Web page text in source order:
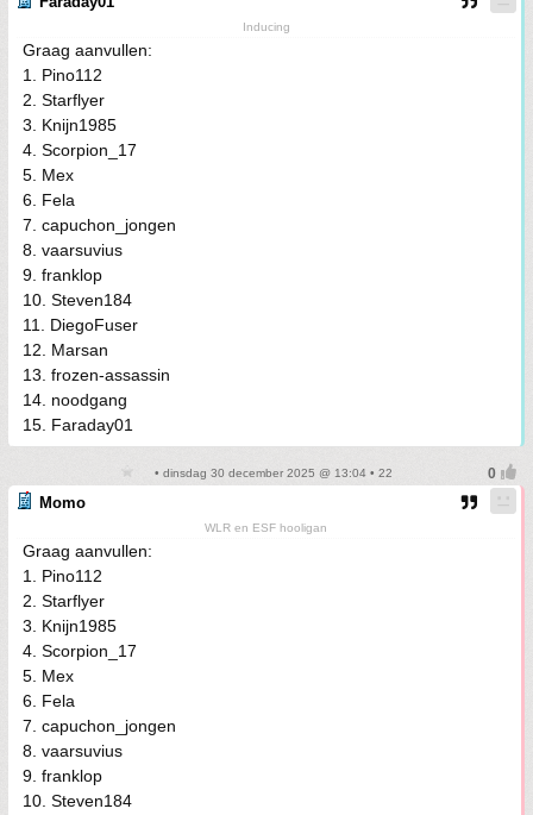
Inducing
Graag aanvullen:
1. Pino112
2. Starflyer
3. Knijn1985
4. Scorpion_17
5. Mex
6. Fela
7. capuchon_jongen
8. vaarsuvius
9. franklop
10. Steven184
11. DiegoFuser
12. Marsan
13. frozen-assassin
14. noodgang
15. Faraday01
• dinsdag 30 december 2025 @ 13:04 • 22
Momo
WLR en ESF hooligan
Graag aanvullen:
1. Pino112
2. Starflyer
3. Knijn1985
4. Scorpion_17
5. Mex
6. Fela
7. capuchon_jongen
8. vaarsuvius
9. franklop
10. Steven184